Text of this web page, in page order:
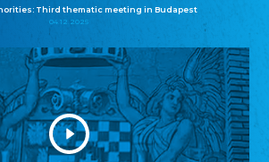
Third thematic meeting in Budapest
04.12.2025